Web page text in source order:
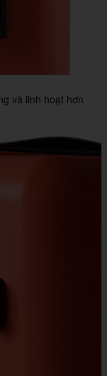
và linh hoạt hơn